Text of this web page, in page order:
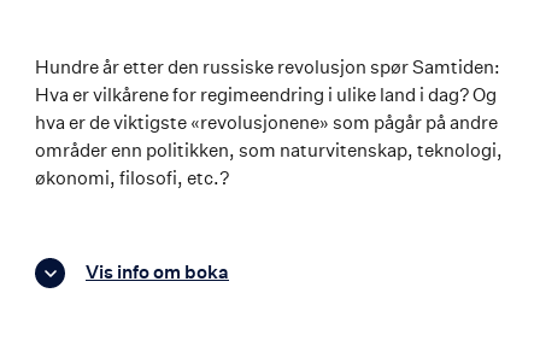
Hundre år etter den russiske revolusjon spør Samtiden:
Hva er vilkårene for regimeendring i ulike land i dag? Og
hva er de viktigste «revolusjonene» som pågår på andre
områder enn politikken, som naturvitenskap, teknologi,
økonomi, filosofi, etc.?
Vis info om boka